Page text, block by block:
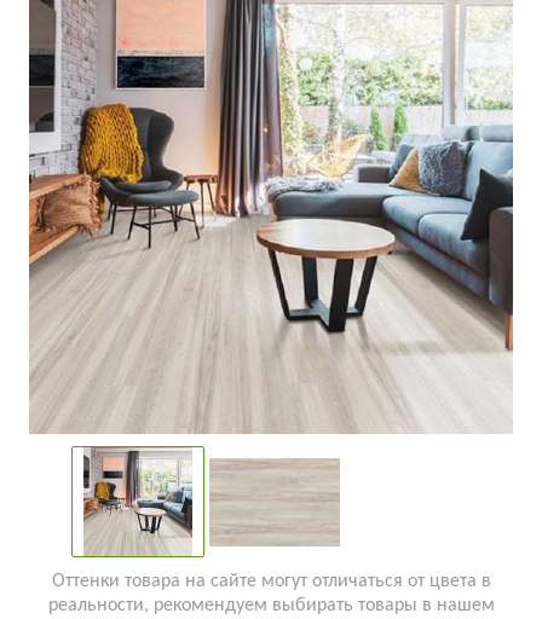
Оттенки товара на сайте могут отличаться от цвета в
реальности, рекомендуем выбирать товары в нашем